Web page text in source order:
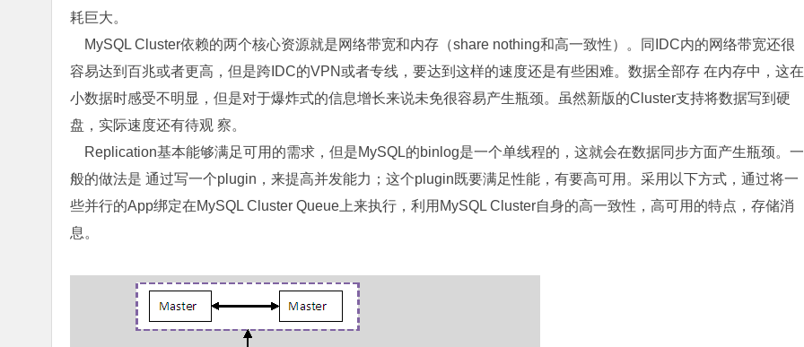
耗巨大。
MySQL Cluster依赖的两个核心资源就是网络带宽和内存（share nothing和高一致性）。同IDC内的网络带宽还很
容易达到百兆或者更高，但是跨IDC的VPN或者专线，要达到这样的速度还是有些困难。数据全部存 在内存中，这在
小数据时感受不明显，但是对于爆炸式的信息增长来说未免很容易产生瓶颈。虽然新版的Cluster支持将数据写到硬
盘，实际速度还有待观 察。
Replication基本能够满足可用的需求，但是MySQL的binlog是一个单线程的，这就会在数据同步方面产生瓶颈。一
般的做法是 通过写一个plugin，来提高并发能力；这个plugin既要满足性能，有要高可用。采用以下方式，通过将一
些并行的App绑定在MySQL Cluster Queue上来执行，利用MySQL Cluster自身的高一致性，高可用的特点，存储消
息。